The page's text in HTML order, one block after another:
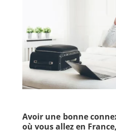
Avoir une bonne
où vous allez en